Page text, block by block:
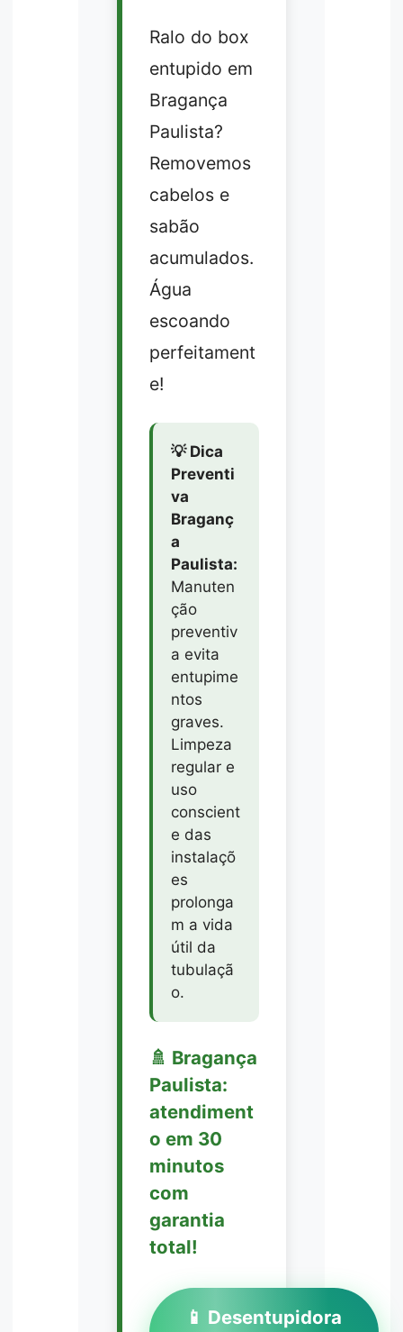
Ralo do box
entupido em
Bragança
Paulista?
Removemos
cabelos e
sabão
acumulados.
Água
escoando
perfeitament
e!
💡 Dica
Preventi
va
Braganç
a
Paulista:
Manuten
ção
preventiv
a evita
entupime
ntos
graves.
Limpeza
regular e
uso
conscient
e das
instalaçõ
es
prolonga
m a vida
útil da
tubulaçã
o.
🚿 Bragança
Paulista:
atendiment
o em 30
minutos
com
garantia
total!
📱 Desentupidora